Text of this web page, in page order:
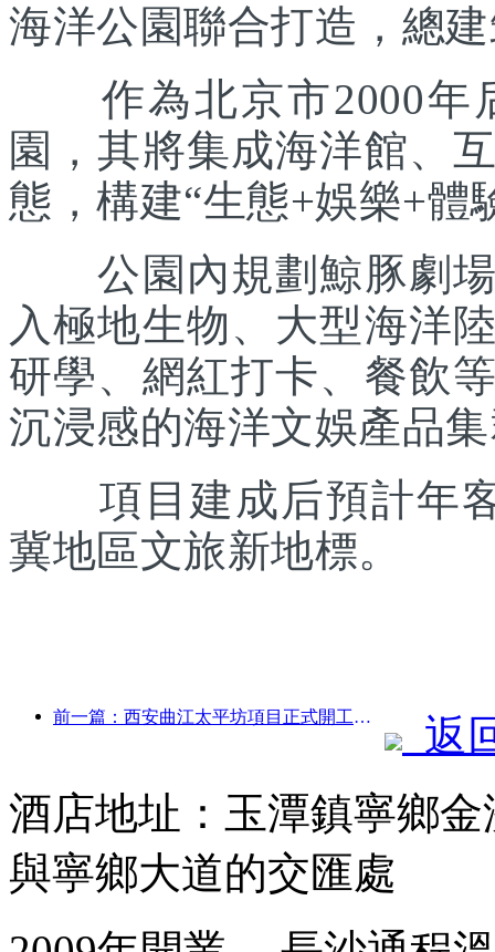
海洋公園聯合打造，總
作為北京市2000年
園，其將集成海洋館、
態，構建“生態+娛樂+體
公園內規劃鯨豚劇場
入極地生物、大型海洋
研學、網紅打卡、餐飲
沉浸感的海洋文娛產品
項目建成后預計年客
冀地區文旅新地標。
前一篇：西安曲江太平坊項目正式開工，總建面13.7萬方
返
酒店地址：玉潭鎮寧鄉
與寧鄉大道的交匯處